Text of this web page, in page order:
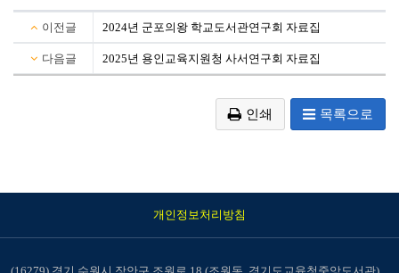
이전글 2024년 군포의왕 학교도서관연구회 자료집
다음글 2025년 용인교육지원청 사서연구회 자료집
인쇄 목록으로
개인정보처리방침